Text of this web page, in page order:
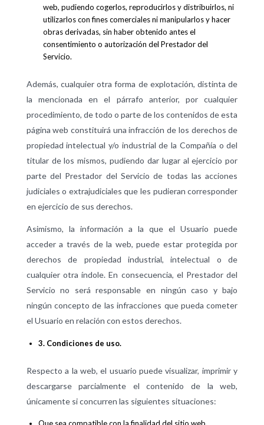
web, pudiendo cogerlos, reproducirlos y distribuirlos, ni
utilizarlos con fines comerciales ni manipularlos y hacer
obras derivadas, sin haber obtenido antes el
consentimiento o autorización del Prestador del
Servicio.
Además, cualquier otra forma de explotación, distinta de
la mencionada en el párrafo anterior, por cualquier
procedimiento, de todo o parte de los contenidos de esta
página web constituirá una infracción de los derechos de
propiedad intelectual y/o industrial de la Compañía o del
titular de los mismos, pudiendo dar lugar al ejercicio por
parte del Prestador del Servicio de todas las acciones
judiciales o extrajudiciales que les pudieran corresponder
en ejercicio de sus derechos.
Asimismo, la información a la que el Usuario puede
acceder a través de la web, puede estar protegida por
derechos de propiedad industrial, intelectual o de
cualquier otra índole. En consecuencia, el Prestador del
Servicio no será responsable en ningún caso y bajo
ningún concepto de las infracciones que pueda cometer
el Usuario en relación con estos derechos.
3. Condiciones de uso.
Respecto a la web, el usuario puede visualizar, imprimir y
descargarse parcialmente el contenido de la web,
únicamente si concurren las siguientes situaciones: